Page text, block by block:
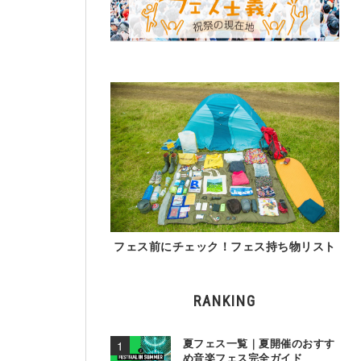
フェス前にチェック！フェス持ち物リスト
RANKING
夏フェス一覧｜夏開催のおすす
め音楽フェス完全ガイド